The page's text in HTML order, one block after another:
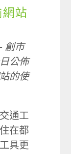
站
創市
公佈
的使
通工
在都
具更